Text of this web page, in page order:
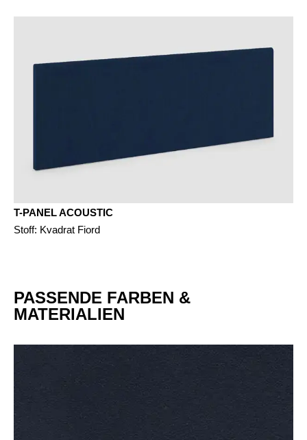
T-PANEL ACOUSTIC
Stoff: Kvadrat Fiord
PASSENDE FARBEN &
MATERIALIEN